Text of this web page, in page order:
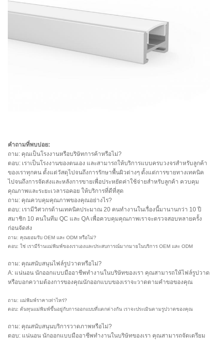
คำถามที่พบบ่อย:
ถาม: คุณเป็นโรงงานหรือบริษัทการค้าหรือไม่?
ตอบ: เราเป็นโรงงานของตนเอง และสามารถให้บริการแบบครบวงจรสำหรับลูกค้า
ของเราทุกคน ตั้งแต่วัสดุไปจนถึงการรักษาพื้นผิวต่างๆ ตั้งแต่การขายทางเทคนิค
ไปจนถึงการจัดส่งและหลังการขายเพื่อประหยัดค่าใช้จ่ายสำหรับลูกค้า ควบคุม
คุณภาพและระยะเวลารอคอย ให้บริการที่ดีที่สุด
ถาม: คุณควบคุมคุณภาพของคุณอย่างไร?
ตอบ: เรามีวิศวกรด้านเทคนิคประมาณ 20 คนทำงานในเรื่องนี้มานานกว่า 10 ปี
สมาชิก 10 คนในทีม QC และ QA เพื่อควบคุมคุณภาพเราจะตรวจสอบหลายครั้ง
ก่อนจัดส่ง
ถาม: คุณยอมรับ OEM และ ODM หรือไม่?
ตอบ: ใช่ เรามีร้านแม่พิมพ์ของเราเองและประสบการณ์มากมายในบริการ OEM และ ODM
ถาม: คุณสนับสนุนไฟล์รูปวาดหรือไม่?
A: แน่นอน นักออกแบบมืออาชีพทำงานในบริษัทของเรา คุณสามารถให้ไฟล์รูปวาด
หรือบอกความต้องการของคุณนักออกแบบของเราจะวาดตามคำขอของคุณ
ถาม: แม่พิมพ์ราคาเท่าไหร่?
ตอบ: ต้นทุนแม่พิมพ์ขึ้นอยู่กับการออกแบบที่แตกต่างกัน เราจะประเมินตามรูปวาดของคุณ
ถาม: คุณสนับสนุนบริการวาดภาพหรือไม่?
ตอบ: แน่นอน นักออกแบบมืออาชีพทำงานในบริษัทของเรา คุณสามารถจัดเตรียม